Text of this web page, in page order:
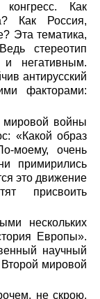
Как
Как Россия,
Эта тематика,
стереотип
негативным.
антирусский
факторами:
мировой войны
«Какой образ
моему, очень
примирились
это движение
присвоить
нескольких
Европы».
научный
мировой
не скрою,